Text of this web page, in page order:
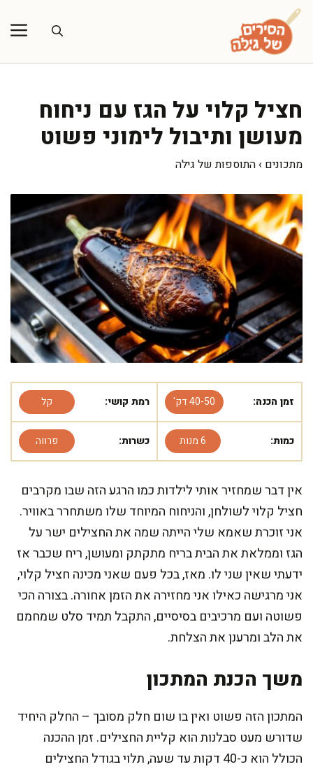
לדלג
לתוכן
חציל קלוי על הגז עם ניחוח
מעושן ותיבול לימוני פשוט
מתכונים › התוספות של גילה
זמן הכנה: 40-50 דק' רמת קושי: קל
כמות: 6 מנות כשרות: פרווה
אין דבר שמחזיר אותי לילדות כמו הרגע הזה שבו מקרבים
חציל קלוי לשולחן, והניחוח המיוחד שלו משתחרר באוויר.
אני זוכרת שאמא שלי הייתה שמה את החצילים ישר על
הגז וממלאת את הבית בריח מתקתק ומעושן, ריח שכבר אז
ידעתי שאין שני לו. מאז, בכל פעם שאני מכינה חציל קלוי,
אני מרגישה כאילו אני מחזירה את הזמן אחורה. בצורה הכי
פשוטה ועם מרכיבים בסיסיים, התקבל תמיד סלט שמחמם
את הלב ומרענן את הצלחת.
משך הכנת המתכון
המתכון הזה פשוט ואין בו שום חלק מסובך – החלק היחיד
שדורש מעט סבלנות הוא קליית החצילים. זמן ההכנה
הכולל הוא כ-40 דקות עד שעה, תלוי בגודל החצילים